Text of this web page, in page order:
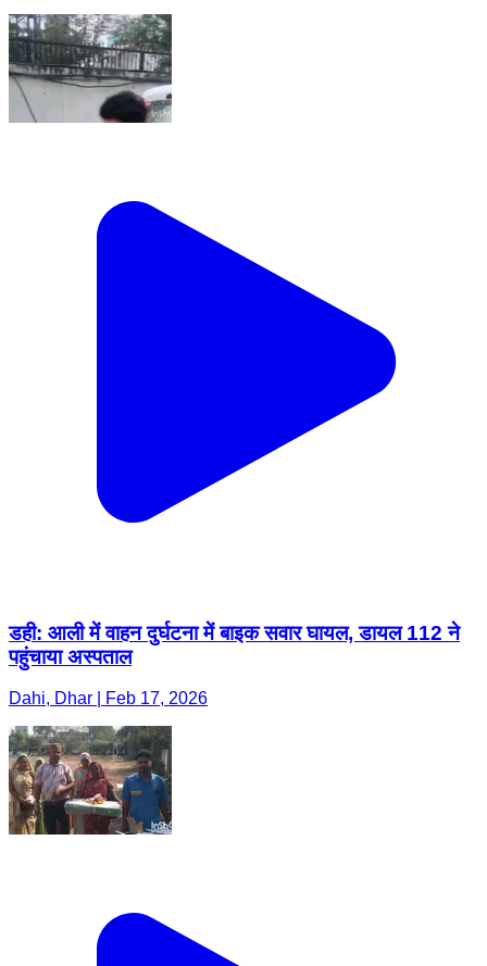
डही: आली में वाहन दुर्घटना में बाइक सवार घायल, डायल 112 ने
पहुंचाया अस्पताल
Dahi, Dhar | Feb 17, 2026